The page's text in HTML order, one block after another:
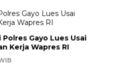
Gayo Lues Usai
Kerja Wapres RI